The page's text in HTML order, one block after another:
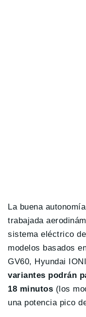
La buena
trabajada
sistema eléctrico
modelos basados
GV60, Hyundai
variantes podrán
18 minutos (los
una potencia pico